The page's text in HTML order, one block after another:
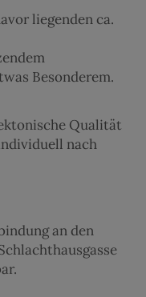
liegenden ca.
Besonderem.
Qualität
nach
an den